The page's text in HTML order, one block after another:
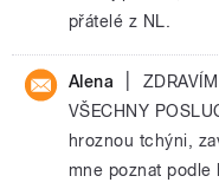
přátelé z NL.
Alena
VŠECHNY
hroznou tchýni,
mne poznat podle